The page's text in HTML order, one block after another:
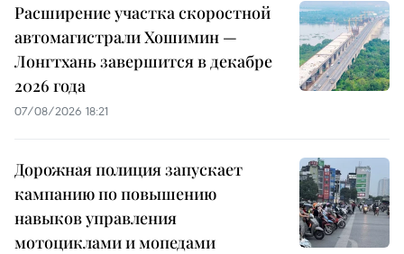
Расширение участка скоростной
автомагистрали Хошимин —
Лонгтхань завершится в декабре
2026 года
07/08/2026 18:21
Дорожная полиция запускает
кампанию по повышению
навыков управления
мотоциклами и мопедами